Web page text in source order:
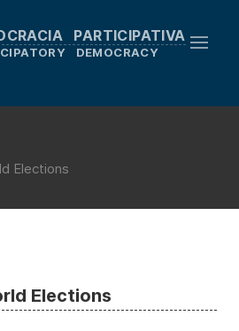
PARTICIPATIVA
DEMOCRACY
Elections
Elections